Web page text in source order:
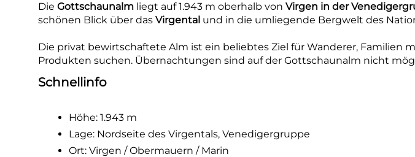
DieGottschaunalm liegt auf 1.943 m oberhalb vonVirgen in der
schönen Blick über dasVirgental und in die umliegende Bergwelt des
Die privat bewirtschaftete Alm ist ein beliebtes Ziel für Wanderer, Familien
Produkten suchen. Übernachtungen sind auf der Gottschaunalm nicht
Schnellinfo
Höhe: 1.943 m
Lage: Nordseite des Virgentals, Venedigergruppe
Ort: Virgen / Obermauern / Marin